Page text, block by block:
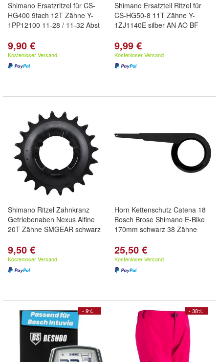
Shimano Ersatzritzel für CS-
HG400 9fach 12T Zähne Y-
1PP12100 11-28 / 11-32 Abst
9,90 €
Kostenloser Versand
Shimano Ersatzteil Ritzel für
CS-HG50-8 11T Zähne Y-
1ZJ1140E silber AN AO BF
9,99 €
Kostenloser Versand
Shimano Ritzel Zahnkranz
Getriebenaben Nexus Alfine
20T Zähne SMGEAR schwarz
9,50 €
Kostenloser Versand
Horn Kettenschutz Catena 18
Bosch Brose Shimano E-Bike
170mm schwarz 38 Zähne
25,50 €
Kostenloser Versand
- 9% - 38%